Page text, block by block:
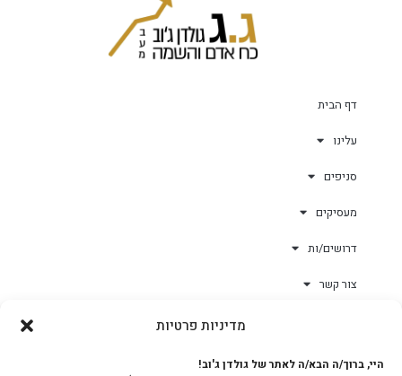
מדיניות פרטיות
היי, ברוך/ה הבא/ה לאתר של גולדן ג'וב!
דף הבית
עלינו
סניפים
מעסיקים
דרושים/ות
צור קשר